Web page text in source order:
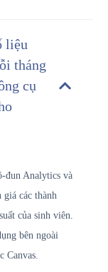
liệu
tháng
cụ
đun Analytics và
giá các thành
của sinh viên.
bên ngoài
Canvas.